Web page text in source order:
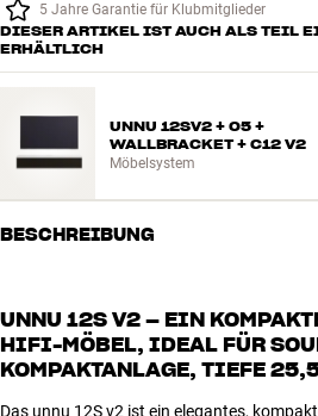
5 Jahre Garantie für Klubmitglieder
DIESER ARTIKEL IST AUCH ALS TEIL
ERHÄLTLICH
UNNU 12SV2 + 05 +
WALLBRACKET + C12 V2
Möbelsystem
BESCHREIBUNG
UNNU 12S V2 – EIN
HIFI-MÖBEL, IDEAL FÜR
KOMPAKTANLAGE, TIEFE
Das unnu 12S v2 ist ein elegantes,